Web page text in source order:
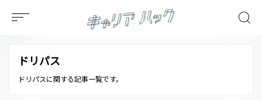
ドリパス
ドリパスに関する記事一覧です。